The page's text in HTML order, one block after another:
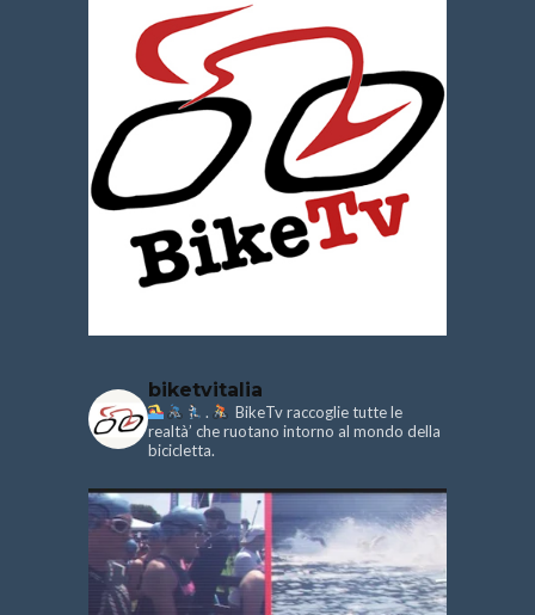
biketvitalia
.
BikeTv raccoglie tutte le
realtà’ che ruotano intorno al mondo della
bicicletta.